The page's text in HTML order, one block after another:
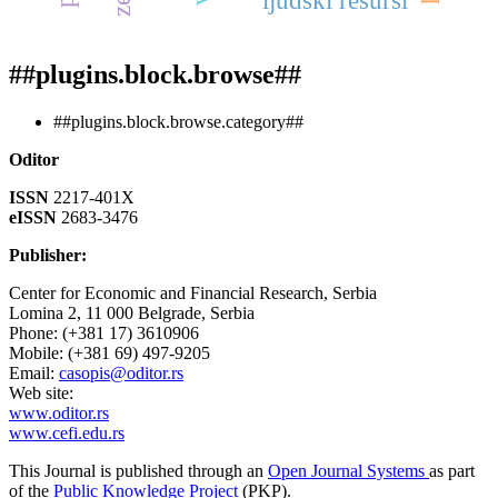
##plugins.block.browse##
##plugins.block.browse.category##
Oditor
ISSN 2217-401X
eISSN 2683-3476
Publisher:
Center for Economic and Financial Research, Serbia
Lomina 2, 11 000 Belgrade, Serbia
Phone: (+381 17) 3610906
Mobile: (+381 69) 497-9205
Email: casopis@oditor.rs
Web site:
www.oditor.rs
www.cefi.edu.rs
This Journal is published through an Open Journal Systems as part
of the Public Knowledge Project (PKP).